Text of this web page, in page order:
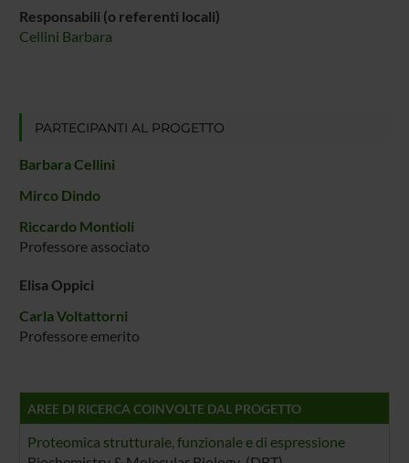
Responsabili (o referenti locali)
Cellini Barbara
PARTECIPANTI AL PROGETTO
Barbara Cellini
Mirco Dindo
Riccardo Montioli
Professore associato
Elisa Oppici
Carla Voltattorni
Professore emerito
AREE DI RICERCA COINVOLTE DAL PROGETTO
Proteomica strutturale, funzionale e di espressione